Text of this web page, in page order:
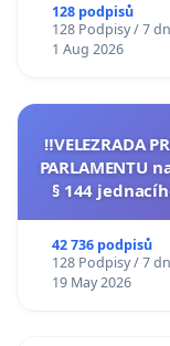
128 podpisů
128 Podpisy / 7
1 Aug 2026
‼️VELEZRADA
PARLAMENTU
§ 144
42 736 podpisů
128 Podpisy / 7
19 May 2026